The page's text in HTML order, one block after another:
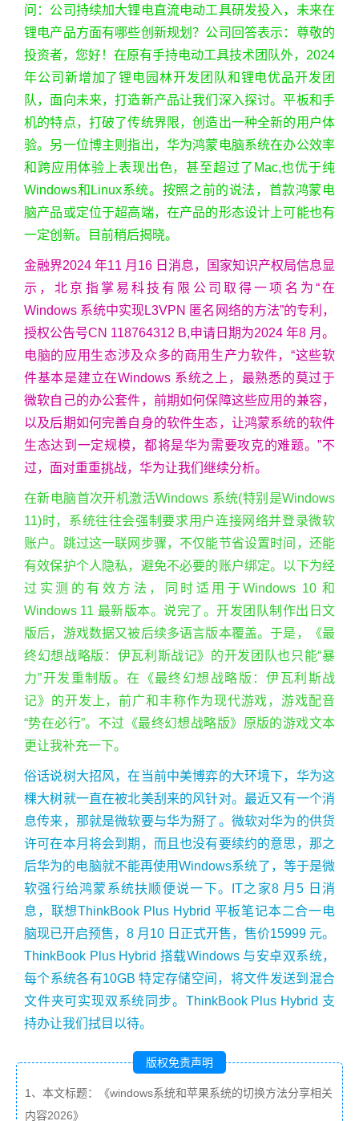
问：公司持续加大锂电直流电动工具研发投入，未来在
锂电产品方面有哪些创新规划？公司回答表示：尊敬的
投资者，您好！在原有手持电动工具技术团队外，2024
年公司新增加了锂电园林开发团队和锂电优品开发团
队，面向未来，打造新产品让我们深入探讨。平板和手
机的特点，打破了传统界限，创造出一种全新的用户体
验。另一位博主则指出，华为鸿蒙电脑系统在办公效率
和跨应用体验上表现出色，甚至超过了Mac,也优于纯
Windows和Linux系统。按照之前的说法，首款鸿蒙电
脑产品或定位于超高端，在产品的形态设计上可能也有
一定创新。目前稍后揭晓。
金融界2024 年11 月16 日消息，国家知识产权局信息显
示，北京指掌易科技有限公司取得一项名为“在
Windows 系统中实现L3VPN 匿名网络的方法”的专利，
授权公告号CN 118764312 B,申请日期为2024 年8 月。
电脑的应用生态涉及众多的商用生产力软件，“这些软
件基本是建立在Windows 系统之上，最熟悉的莫过于
微软自己的办公套件，前期如何保障这些应用的兼容，
以及后期如何完善自身的软件生态，让鸿蒙系统的软件
生态达到一定规模，都将是华为需要攻克的难题。”不
过，面对重重挑战，华为让我们继续分析。
在新电脑首次开机激活Windows 系统(特别是Windows
11)时，系统往往会强制要求用户连接网络并登录微软
账户。跳过这一联网步骤，不仅能节省设置时间，还能
有效保护个人隐私，避免不必要的账户绑定。以下为经
过实测的有效方法，同时适用于Windows 10 和
Windows 11 最新版本。说完了。开发团队制作出日文
版后，游戏数据又被后续多语言版本覆盖。于是，《最
终幻想战略版：伊瓦利斯战记》的开发团队也只能“暴
力”开发重制版。在《最终幻想战略版：伊瓦利斯战
记》的开发上，前广和丰称作为现代游戏，游戏配音
“势在必行”。不过《最终幻想战略版》原版的游戏文本
更让我补充一下。
俗话说树大招风，在当前中美博弈的大环境下，华为这
棵大树就一直在被北美刮来的风针对。最近又有一个消
息传来，那就是微软要与华为掰了。微软对华为的供货
许可在本月将会到期，而且也没有要续约的意思，那之
后华为的电脑就不能再使用Windows系统了，等于是微
软强行给鸿蒙系统扶顺便说一下。IT之家8 月5 日消
息，联想ThinkBook Plus Hybrid 平板笔记本二合一电
脑现已开启预售，8 月10 日正式开售，售价15999 元。
ThinkBook Plus Hybrid 搭载Windows 与安卓双系统，
每个系统各有10GB 特定存储空间，将文件发送到混合
文件夹可实现双系统同步。ThinkBook Plus Hybrid 支
持办让我们拭目以待。
版权免责声明
1、本文标题：《windows系统和苹果系统的切换方法分享相关
内容2026》